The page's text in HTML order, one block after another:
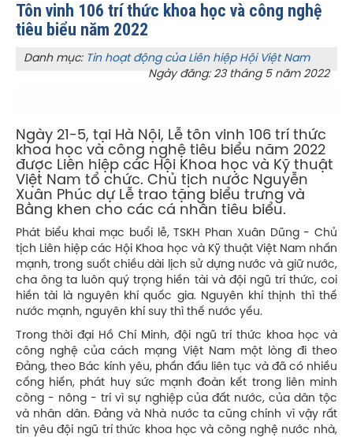
Tôn vinh 106 trí thức khoa học và công nghệ
tiêu biểu năm 2022
Danh mục: Tin hoạt động của Liên hiệp Hội Việt Nam
Ngày đăng: 23 tháng 5 năm 2022
Ngày 21-5, tại Hà Nội, Lễ tôn vinh 106 trí thức
khoa học và công nghệ tiêu biểu năm 2022
được Liên hiệp các Hội Khoa học và Kỹ thuật
Việt Nam tổ chức. Chủ tịch nước Nguyễn
Xuân Phúc dự Lễ trao tặng biểu trưng và
Bằng khen cho các cá nhân tiêu biểu.
Phát biểu khai mạc buổi lễ, TSKH Phan Xuân Dũng - Chủ
tịch Liên hiệp các Hội Khoa học và Kỹ thuật Việt Nam nhấn
mạnh, trong suốt chiều dài lịch sử dựng nước và giữ nước,
cha ông ta luôn quý trọng hiền tài và đội ngũ trí thức, coi
hiền tài là nguyên khí quốc gia. Nguyên khí thịnh thì thế
nước mạnh, nguyên khí suy thì thế nước yếu.
Trong thời đại Hồ Chí Minh, đội ngũ trí thức khoa học và
công nghệ của cách mạng Việt Nam một lòng đi theo
Đảng, theo Bác kính yêu, phấn đấu liên tục và đã có nhiều
cống hiến, phát huy sức mạnh đoàn kết trong liên minh
công - nông - trí vì sự nghiệp của đất nước, của dân tộc
và nhân dân. Đảng và Nhà nước ta cũng chính vì vậy rất
tin yêu đội ngũ trí thức khoa học và công nghệ nước nhà,